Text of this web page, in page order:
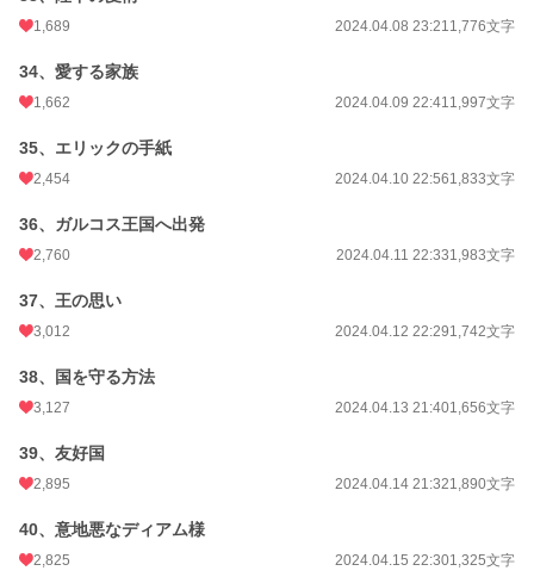
1,689 2024.04.08 23:211,776文字
34、愛する家族
1,662 2024.04.09 22:411,997文字
35、エリックの手紙
2,454 2024.04.10 22:561,833文字
36、ガルコス王国へ出発
2,760 2024.04.11 22:331,983文字
37、王の思い
3,012 2024.04.12 22:291,742文字
38、国を守る方法
3,127 2024.04.13 21:401,656文字
39、友好国
2,895 2024.04.14 21:321,890文字
40、意地悪なディアム様
2,825 2024.04.15 22:301,325文字